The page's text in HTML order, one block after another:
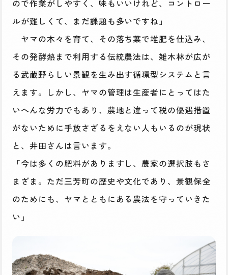
ので作業がしやすく、味もいいけれど、コントロー
ルが難しくて、まだ課題も多いですね」
ヤマの木々を育て、その落ち葉で堆肥を仕込み、
その発酵熱まで利用する伝統農法は、雑木林が広が
る武蔵野らしい景観を生み出す循環型システムと言
えます。しかし、ヤマの管理は生産者にとってはた
いへんな労力でもあり、農地と違って税の優遇措置
がないために手放さざるをえない人もいるのが現状
と、井田さんは言います。
「今は多くの肥料がありますし、農家の選択肢もさ
まざま。ただ三芳町の歴史や文化であり、景観保全
のためにも、ヤマとともにある農法を守っていきた
い」